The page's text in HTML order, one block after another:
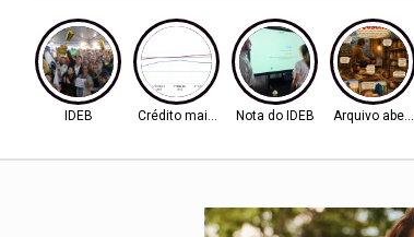
IDEB Crédito mais difícilNota do IDEB Arquivo aberto